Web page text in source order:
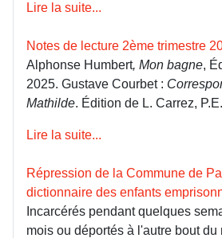
Lire la suite...
Notes de lecture 2ème trimestre
Alphonse Humbert, Mon bagne,
2025. Gustave Courbet :
Mathilde. Édition de L. Carrez,
Lire la suite...
Répression de la Commune de
dictionnaire des enfants
Incarcérés pendant quelques
mois ou déportés à l'autre bout du